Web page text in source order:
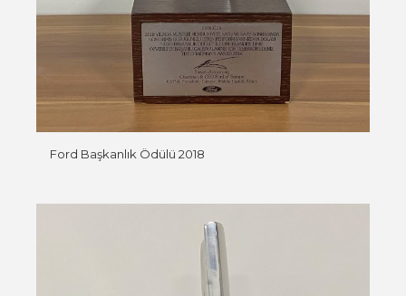
Ford Başkanlık Ödülü 2018